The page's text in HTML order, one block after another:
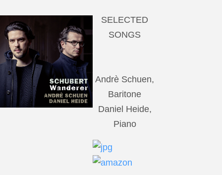
SELECTED
SONGS
Andrè Schuen,
Baritone
Daniel Heide,
Piano